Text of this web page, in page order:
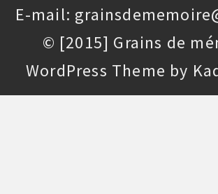
E-mail:
© [2015] Grains de
WordPress Theme by